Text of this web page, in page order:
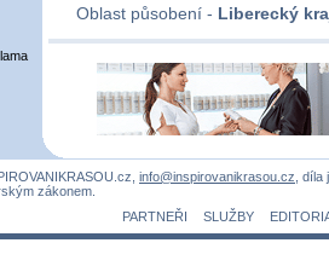
Oblast působení - Liberecký
info@inspirovanikrasou.cz ,
zákonem.
PARTNEŘI
SLUŽBY